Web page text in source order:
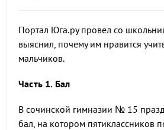
Портал Юга.ру провел со
выяснил, почему им нравится
мальчиков.
Часть 1. Бал
В сочинской гимназии № 15
бал, на котором пятиклассников